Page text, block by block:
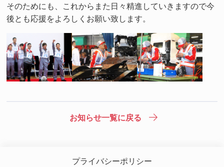
そのためにも、これからまた日々精進していきますので今
後とも応援をよろしくお願い致します。
お知らせ一覧に戻る
プライバシーポリシー